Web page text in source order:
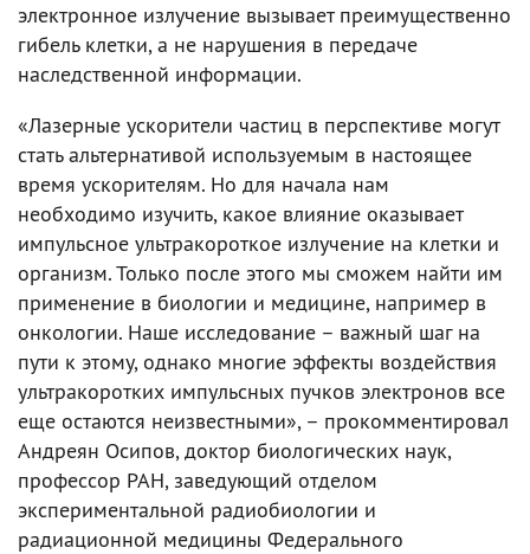
электронное излучение вызывает преимущественно
гибель клетки, а не нарушения в передаче
наследственной информации.
«Лазерные ускорители частиц в перспективе могут
стать альтернативой используемым в настоящее
время ускорителям. Но для начала нам
необходимо изучить, какое влияние оказывает
импульсное ультракороткое излучение на клетки и
организм. Только после этого мы сможем найти им
применение в биологии и медицине, например в
онкологии. Наше исследование – важный шаг на
пути к этому, однако многие эффекты воздействия
ультракоротких импульсных пучков электронов все
еще остаются неизвестными», – прокомментировал
Андреян Осипов, доктор биологических наук,
профессор РАН, заведующий отделом
экспериментальной радиобиологии и
радиационной медицины Федерального